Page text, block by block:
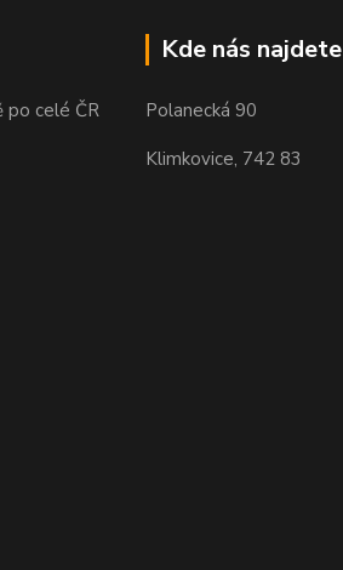
po celé ČR
Kde nás najdete
Polanecká 90
Klimkovice, 742 83